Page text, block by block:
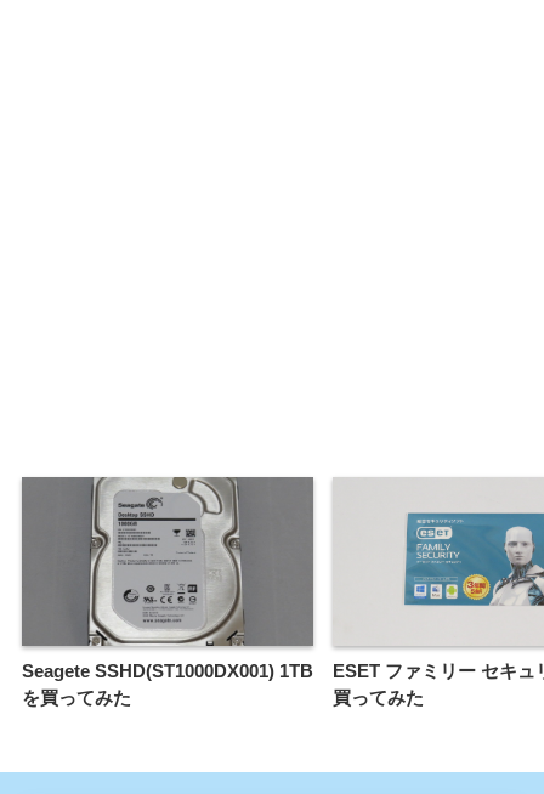
Seagete SSHD(ST1000DX001) 1TB
を買ってみた
ESET ファミリー セキュ
買ってみた